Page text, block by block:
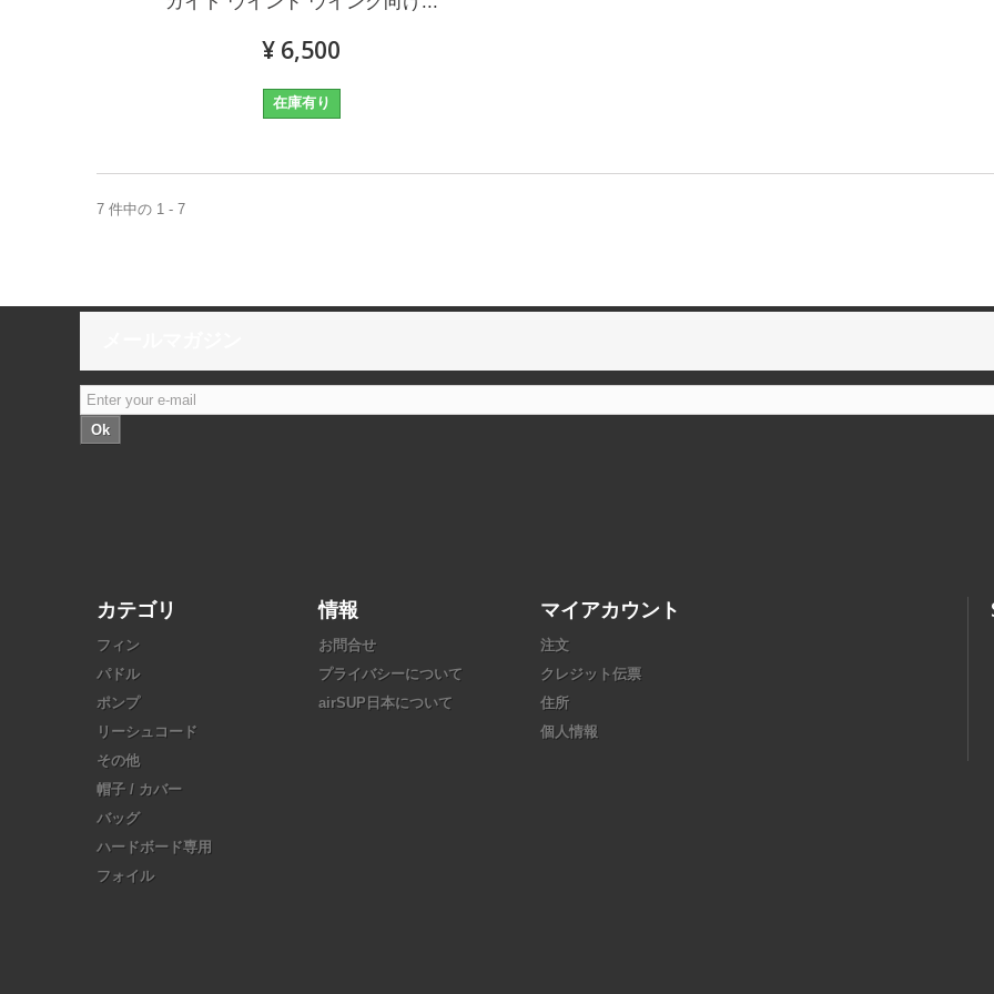
¥ 6,500
在庫有り
7 件中の 1 - 7
Ok
カテゴリ
フィン
パドル
ポンプ
リーシュコード
その他
帽子 / カバー
バッグ
ハードボード専用
フォイル
情報
お問合せ
プライバシーについて
airSUP日本について
マイアカウント
注文
クレジット伝票
住所
個人情報